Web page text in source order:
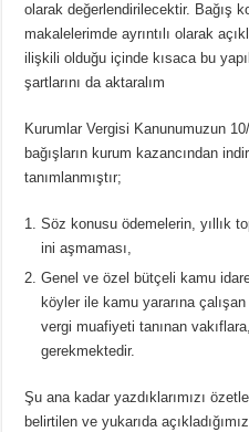
olarak değerlendirilecektir. Bağış
makalelerimde ayrıntılı olarak
ilişkili olduğu içinde kısaca bu
şartlarını da aktaralım
Kurumlar Vergisi Kanunumuzun
bağışların kurum kazancından
tanımlanmıştır;
Söz konusu ödemelerin, yıllık
ini aşmaması,
Genel ve özel bütçeli kamu
köyler ile kamu yararına
vergi muafiyeti tanınan
gerekmektedir.
Şu ana kadar yazdıklarımızı
belirtilen ve yukarıda